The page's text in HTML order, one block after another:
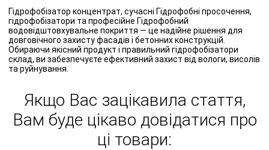
Гідрофобізатор концентрат, сучасні Гідрофобні просочення,
гідрофобізатори та професійне Гідрофобний
водовідштовхувальне покриття — це надійне рішення для
довговічного захисту фасадів і бетонних конструкцій.
Обираючи якісний продукт і правильний гідрофобізатори
склад, ви забезпечуєте ефективний захист від вологи, висолів
та руйнування.
Якщо Вас зацікавила стаття,
Вам буде цікаво довідатися про
ці товари: